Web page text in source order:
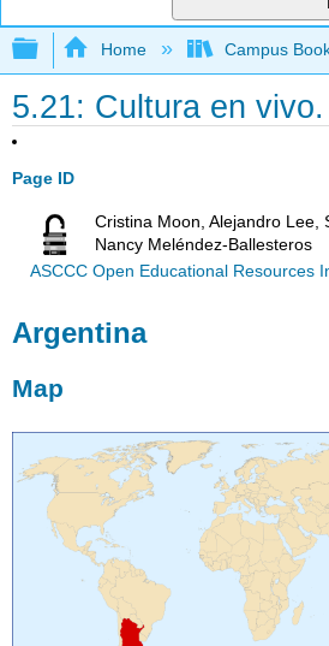
Expand/collapse global
Home Campus
5.21: Cultura en
Page ID
Cristina Moon, Alejandro Lee,
Nancy Meléndez-Ballesteros
ASCCC Open Educational Resources
Argentina
Map